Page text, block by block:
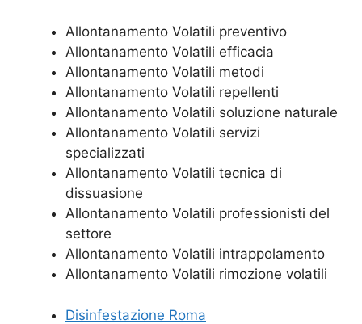
Allontanamento Volatili preventivo
Allontanamento Volatili efficacia
Allontanamento Volatili metodi
Allontanamento Volatili repellenti
Allontanamento Volatili soluzione naturale
Allontanamento Volatili servizi
specializzati
Allontanamento Volatili tecnica di
dissuasione
Allontanamento Volatili professionisti del
settore
Allontanamento Volatili intrappolamento
Allontanamento Volatili rimozione volatili
Disinfestazione Roma